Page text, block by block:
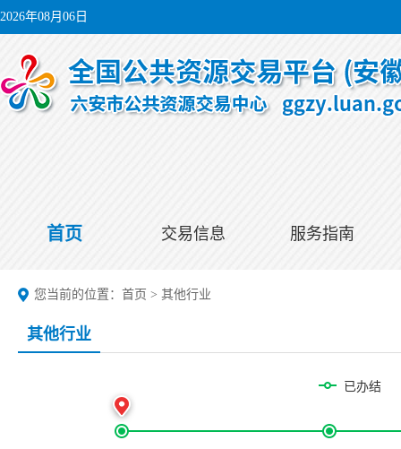
2026年08月06日
首页 交易信息 服务指南
您当前的位置： 首页 > 其他行业
其他行业
已办结